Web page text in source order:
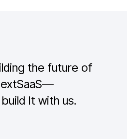
the future of
It with us.